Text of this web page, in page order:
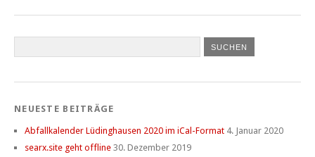
NEUESTE BEITRÄGE
Abfallkalender Lüdinghausen 2020 im iCal-Format 4. Januar 2020
searx.site geht offline 30. Dezember 2019